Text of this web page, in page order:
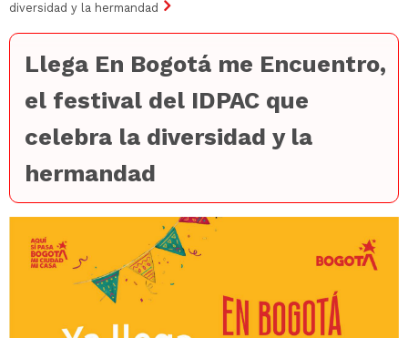
diversidad y la hermandad
Llega En Bogotá me Encuentro,
el festival del IDPAC que
celebra la diversidad y la
hermandad